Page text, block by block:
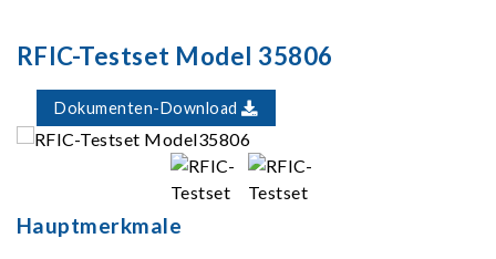
RFIC-Testset Model 35806
Dokumenten-Download
Hauptmerkmale